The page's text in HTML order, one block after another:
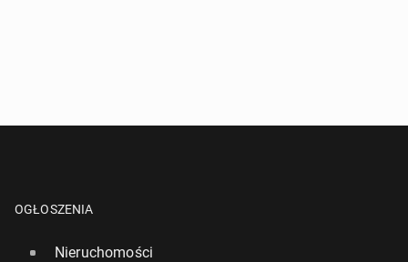
OGŁOSZENIA
Nieruchomości